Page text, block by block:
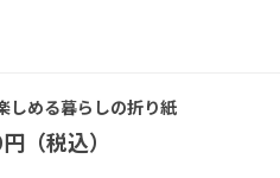
しめる暮らしの折り紙
（税込）